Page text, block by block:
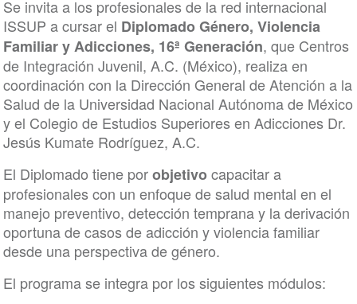
Se invita a los profesionales de la red internacional
ISSUP a cursar el Diplomado Género, Violencia
Familiar y Adicciones, 16ª Generación, que Centros
de Integración Juvenil, A.C. (México), realiza en
coordinación con la Dirección General de Atención a la
Salud de la Universidad Nacional Autónoma de México
y el Colegio de Estudios Superiores en Adicciones Dr.
Jesús Kumate Rodríguez, A.C.
El Diplomado tiene porobjetivo capacitar a
profesionales con un enfoque de salud mental en el
manejo preventivo, detección temprana y la derivación
oportuna de casos de adicción y violencia familiar
desde una perspectiva de género.
El programa se integra por los siguientes módulos: